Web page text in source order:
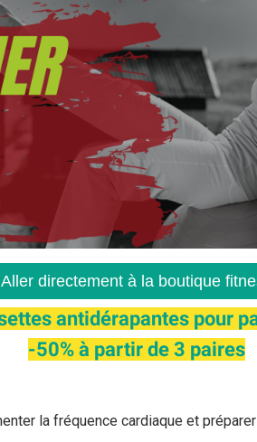
Aller directement à la boutique
antidérapantes pour
-50% à partir de 3 paires
la fréquence cardiaque et